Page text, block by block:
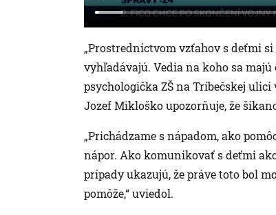
„Prostredníctvom vzťahov s deťmi
vyhľadávajú. Vedia na koho sa
psychologička ZŠ na Tríbečskej
Jozef Mikloško upozorňuje, že
„Prichádzame s nápadom, ako
nápor. Ako komunikovať s deťmi
prípady ukazujú, že práve toto bol
pomôže,“ uviedol.